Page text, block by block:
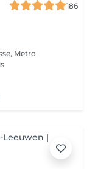
186